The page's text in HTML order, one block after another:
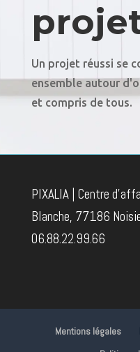
Un projet réussi se
ensemble autour
et compris de tous.
PIXALIA | Centre
Blanche, 77186
06.88.22.99.66
Mentions légales